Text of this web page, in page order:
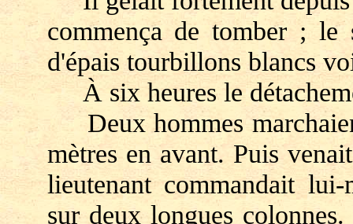
commença de tomber ;
d'épais tourbillons blancs
À six heures le
Deux hommes
mètres en avant. Puis
lieutenant commandait
sur deux longues